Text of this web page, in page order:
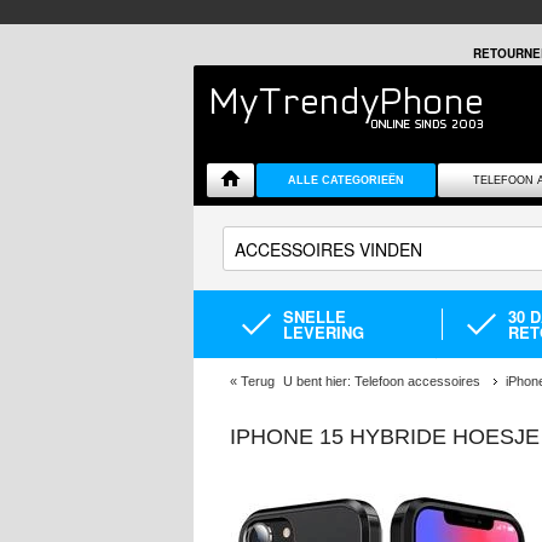
ALLE CATEGORIEËN TELEFOON
SNELLE
LEVERING
30
« Terug U bent hier: Telefoon accessoires
IPHONE 15 HYBRIDE